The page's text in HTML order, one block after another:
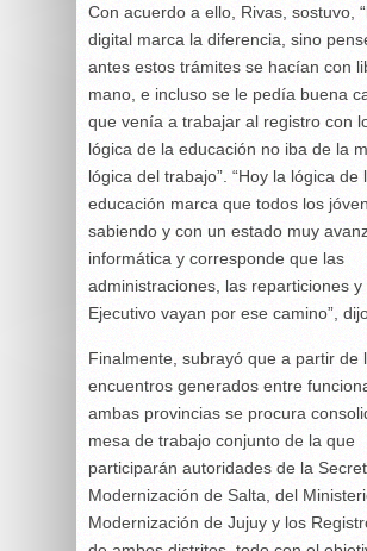
Con acuerdo a ello, Rivas, sostuvo,
digital marca la diferencia, sino
antes estos trámites se hacían con
mano, e incluso se le pedía buena
que venía a trabajar al registro con
lógica de la educación no iba de la
lógica del trabajo”. “Hoy la lógica de
educación marca que todos los
sabiendo y con un estado muy
informática y corresponde que las
administraciones, las reparticiones y
Ejecutivo vayan por ese camino”,
Finalmente, subrayó que a partir de
encuentros generados entre
ambas provincias se procura
mesa de trabajo conjunto de la que
participarán autoridades de la
Modernización de Salta, del
Modernización de Jujuy y los